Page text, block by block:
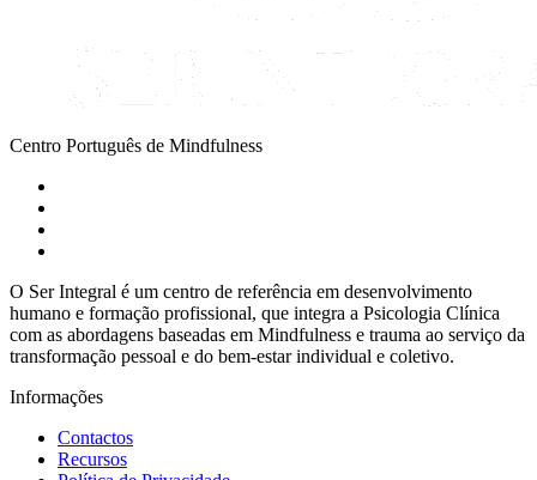
Centro Português de Mindfulness
O Ser Integral é um centro de referência em desenvolvimento
humano e formação profissional, que integra a Psicologia Clínica
com as abordagens baseadas em Mindfulness e trauma ao serviço da
transformação pessoal e do bem-estar individual e coletivo.
Informações
Contactos
Recursos